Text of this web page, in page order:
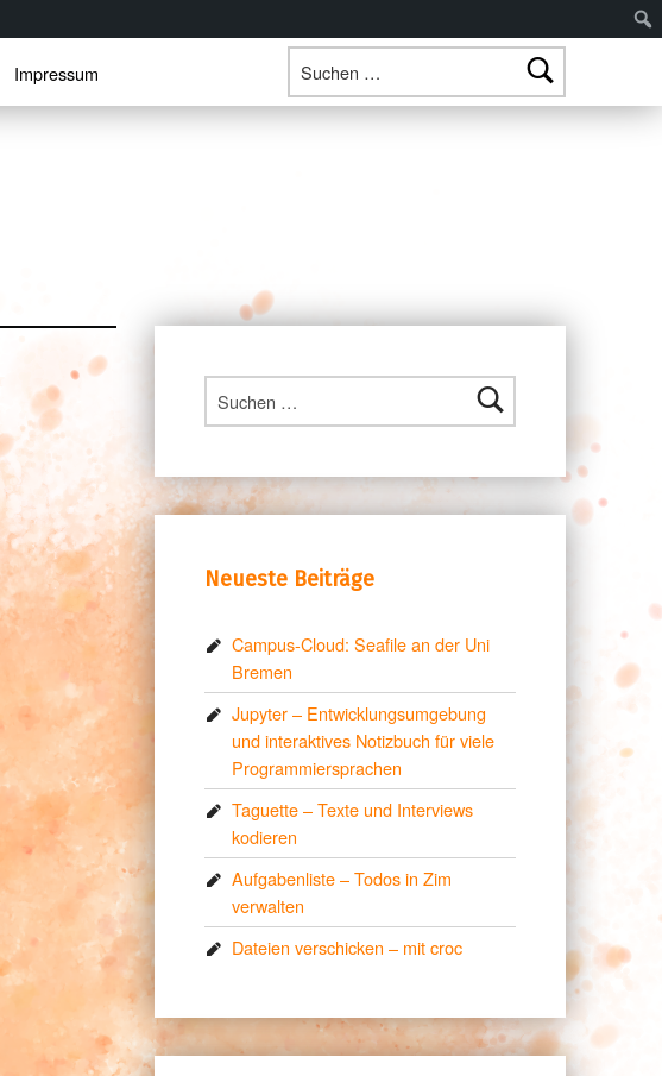
Suchen nach:
Impressum
Suchen nach:
Neueste Beiträge
Campus-Cloud: Seafile an der Uni
Bremen
Jupyter – Entwicklungsumgebung
und interaktives Notizbuch für viele
Programmiersprachen
Taguette – Texte und Interviews
kodieren
Aufgabenliste – Todos in Zim
verwalten
Dateien verschicken – mit croc